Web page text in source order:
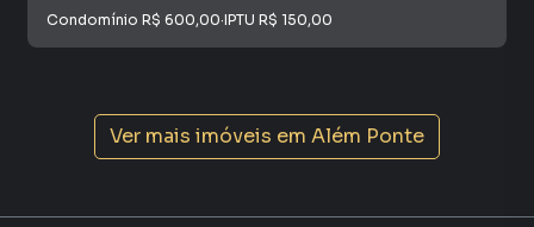
Condomínio R$ 600,00·IPTU R$ 150,00
Ver mais imóveis em Além Ponte